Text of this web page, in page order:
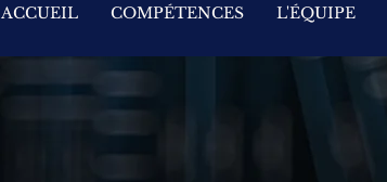
ACCUEIL COMPÉTENCES L'ÉQUIPE